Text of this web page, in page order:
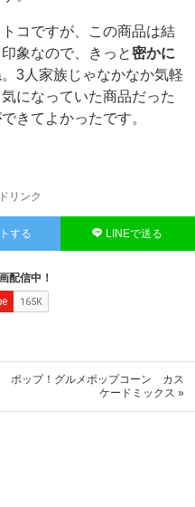
コですが、この商品は結
象なので、きっと密かに
3人家族じゃなかなか気軽
になっていた商品だった
きてよかったです。
リンク
する LINEで送る
配信中！
ポップ！グルメポップコーン カス
ケードミックス »